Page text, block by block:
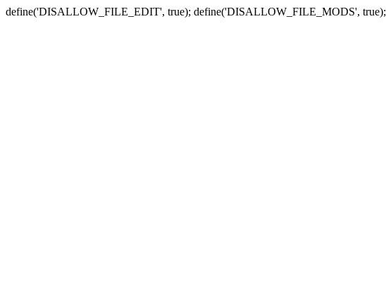
define('DISALLOW_FILE_EDIT', true); define('DISALLOW_FILE_MODS', true);